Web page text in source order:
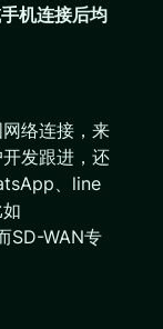
机连接后均
络连接，来
发跟进，还
、line
SD-WAN专